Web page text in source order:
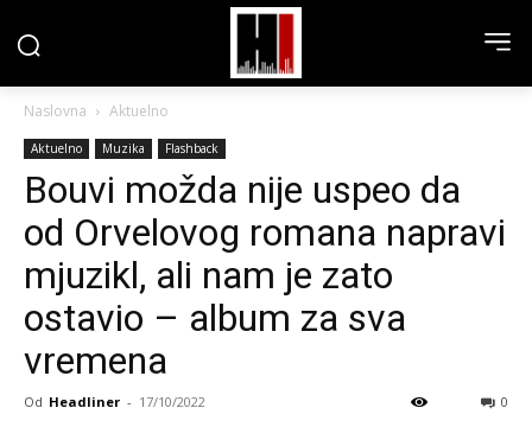
Naslovna Aktuelno
Aktuelno Muzika Flashback
Bouvi možda nije uspeo da
od Orvelovog romana napravi
mjuzikl, ali nam je zato
ostavio – album za sva
vremena
Od Headliner - 17/10/2022 0